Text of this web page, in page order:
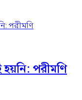
পরীমণি